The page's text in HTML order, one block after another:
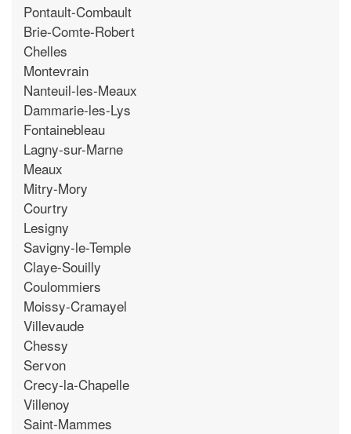
Pontault-Combault
Brie-Comte-Robert
Chelles
Montevrain
Nanteuil-les-Meaux
Dammarie-les-Lys
Fontainebleau
Lagny-sur-Marne
Meaux
Mitry-Mory
Courtry
Lesigny
Savigny-le-Temple
Claye-Souilly
Coulommiers
Moissy-Cramayel
Villevaude
Chessy
Servon
Crecy-la-Chapelle
Villenoy
Saint-Mammes